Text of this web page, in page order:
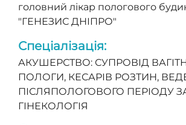
головний лікар пологового
"ГЕНЕЗИС ДНІПРО"
Спеціалізація:
АКУШЕРСТВО: СУПРОВІД
ПОЛОГИ, КЕСАРІВ РОЗТИН,
ПІСЛЯПОЛОГОВОГО ПЕРІОДУ
ГІНЕКОЛОГІЯ